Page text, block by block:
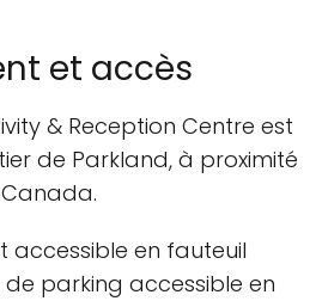
et accès
& Reception Centre est
de Parkland, à proximité
accessible en fauteuil
parking accessible en